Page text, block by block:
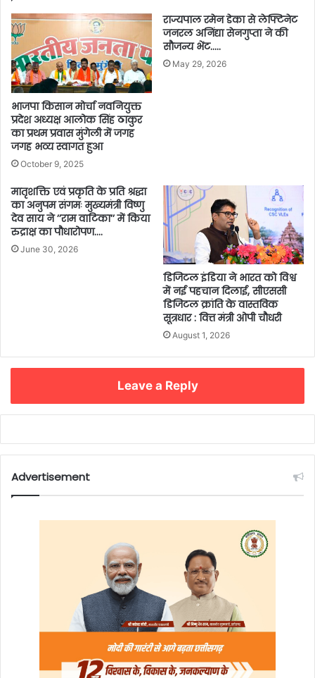
भाजपा किसान मोर्चा नवनियुक्त
प्रदेश अध्यक्ष आलोक सिंह ठाकुर
का प्रथम प्रवास मुंगेली में जगह
जगह भव्य स्वागत हुआ
October 9, 2025
राज्यपाल रमेन डेका से लेफ्टिनेट
जनरल अनिंद्या सेनगुप्ता ने की
सौजन्य भेंट…..
May 29, 2026
मातृशक्ति एवं प्रकृति के प्रति श्रद्धा
का अनुपम संगमः मुख्यमंत्री विष्णु
देव साय ने ’’राम वाटिका’’ में किया
रुद्राक्ष का पौधारोपण….
June 30, 2026
डिजिटल इंडिया ने भारत को विश्व
में नई पहचान दिलाई, सीएससी
डिजिटल क्रांति के वास्तविक
सूत्रधार : वित्त मंत्री ओपी चौधरी
August 1, 2026
Leave a Reply
Advertisement